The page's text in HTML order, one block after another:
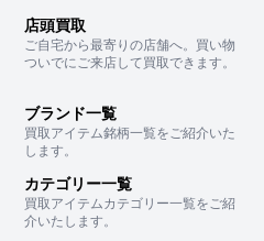
店頭買取
ご自宅から最寄りの店舗へ。買い物
ついでにご来店して買取できます。
ブランド一覧
買取アイテム銘柄一覧をご紹介いた
します。
カテゴリー一覧
買取アイテムカテゴリー一覧をご紹
介いたします。